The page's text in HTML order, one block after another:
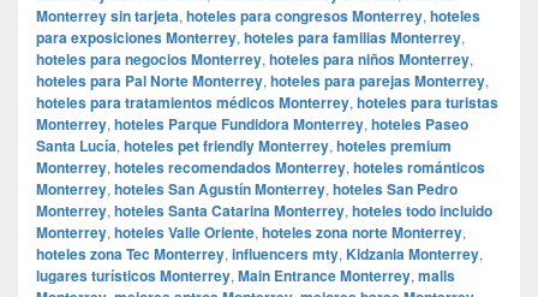
Monterrey sin tarjeta, hoteles para congresos Monterrey, hoteles
para exposiciones Monterrey, hoteles para familias Monterrey,
hoteles para negocios Monterrey, hoteles para niños Monterrey,
hoteles para Pal Norte Monterrey, hoteles para parejas Monterrey,
hoteles para tratamientos médicos Monterrey, hoteles para turistas
Monterrey, hoteles Parque Fundidora Monterrey, hoteles Paseo
Santa Lucía, hoteles pet friendly Monterrey, hoteles premium
Monterrey, hoteles recomendados Monterrey, hoteles románticos
Monterrey, hoteles San Agustín Monterrey, hoteles San Pedro
Monterrey, hoteles Santa Catarina Monterrey, hoteles todo incluido
Monterrey, hoteles Valle Oriente, hoteles zona norte Monterrey,
hoteles zona Tec Monterrey, influencers mty, Kidzania Monterrey,
lugares turísticos Monterrey, Main Entrance Monterrey, malls